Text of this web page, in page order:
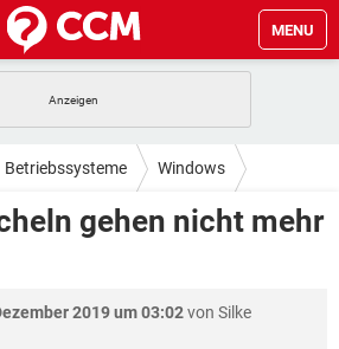
MENU
IOS
INSTAGRAM
STREAMING
IOS
TIKTOK
STREAMING
Betriebssysteme Windows
gehen nicht mehr
2019 um 03:02von Silke